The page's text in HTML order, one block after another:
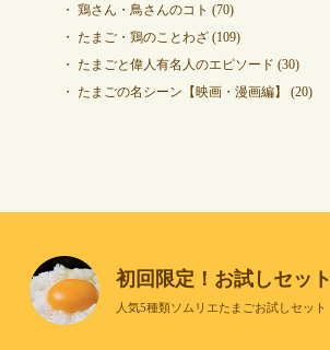
鶏さん・鳥さんのコト (70)
たまご・鶏のことわざ(109)
たまごと偉人有名人のエピソード (30)
たまごの名シーン【映画・漫画編】
(20)
初回限定！お試しセット
人気5種類ソムリエたまごお試しセット